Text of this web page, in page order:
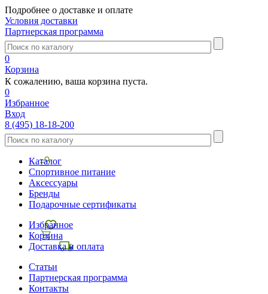
Подробнее о доставке и оплате
Условия доставки
Партнерская программа
0
Корзина
К сожалению, ваша корзина пуста.
0
Избранное
Вход
8 (495) 18-18-200
Каталог
Спортивное питание
Аксессуары
Бренды
Подарочные сертификаты
Избранное
Корзина
Доставка и оплата
Статьи
Партнерская программа
Контакты